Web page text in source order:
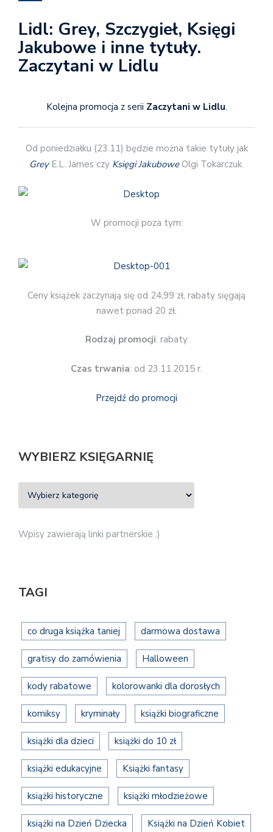
Lidl: Grey, Szczygieł, Księgi
Jakubowe i inne tytuły.
Zaczytani w Lidlu
Kolejna promocja z serii Zaczytani w Lidlu.
Od poniedziałku (23.11) będzie można takie tytuły jak
GreyE.L. James czy Księgi JakuboweOlgi Tokarczuk.
W promocji poza tym:
Ceny książek zaczynają się od 24,99 zł, rabaty sięgają
nawet ponad 20 zł.
Rodzaj promocji: rabaty
Czas trwania: od 23.11.2015 r.
Przejdź do promocji
WYBIERZ KSIĘGARNIĘ
Wpisy zawierają linki partnerskie :)
TAGI
co druga książka taniej darmowa dostawa
gratisy do zamówienia Halloween
kody rabatowe kolorowanki dla dorosłych
komiksy kryminały książki biograficzne
książki dla dzieci książki do 10 zł
książki edukacyjne Książki fantasy
książki historyczne książki młodzieżowe
książki na Dzień Dziecka Książki na Dzień Kobiet